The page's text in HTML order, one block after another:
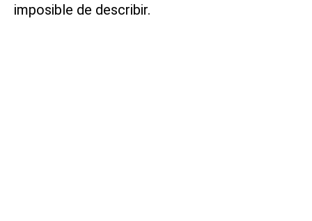
imposible de describir.